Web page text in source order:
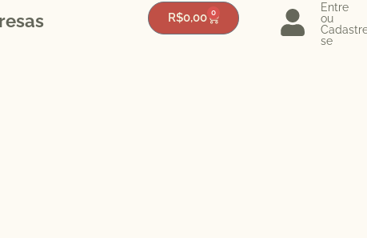
R$0,00 0
Entre
ou
se